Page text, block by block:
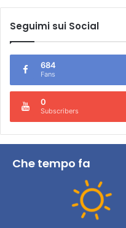
Seguimi sui Social
684
Fans
0
Subscribers
Che tempo fa